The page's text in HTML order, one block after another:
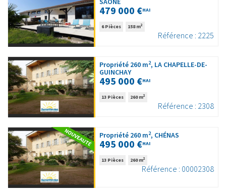
479 000 €HAI
6 Pièces 158 m2
Référence : 2225
Propriété 260 m2, LA CHAPELLE-DE-
GUINCHAY
495 000 €HAI
13 Pièces 260 m2
Référence : 2308
Propriété 260 m2, CHÉNAS
495 000 €HAI
13 Pièces 260 m2
Référence : 00002308